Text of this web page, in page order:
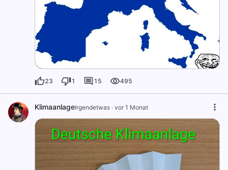
23 1 15 495
KlimaanlageIrgendetwas · vor 1 Monat